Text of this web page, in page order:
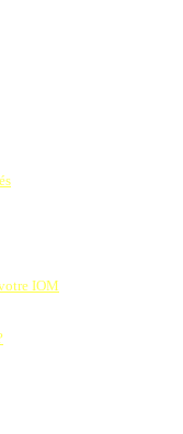
IOM